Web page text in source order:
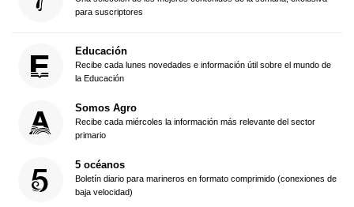
para suscriptores
Educación
Recibe cada lunes novedades e información útil sobre el mundo de
la Educación
Somos Agro
Recibe cada miércoles la información más relevante del sector
primario
5 océanos
Boletín diario para marineros en formato comprimido (conexiones de
baja velocidad)